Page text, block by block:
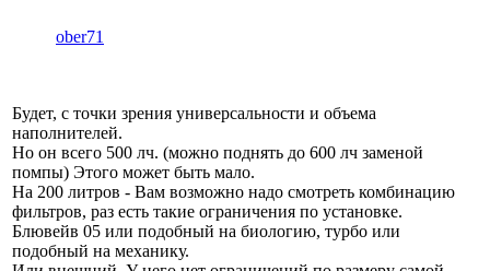
ober71
Будет, с точки зрения универсальности и объема
наполнителей.
Но он всего 500 лч. (можно поднять до 600 лч заменой
помпы) Этого может быть мало.
На 200 литров - Вам возможно надо смотреть комбинацию
фильтров, раз есть такие ограничения по установке.
Блювейв 05 или подобный на биологию, турбо или
подобный на механику.